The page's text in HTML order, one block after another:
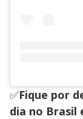
✅Fique por
dia no Brasil